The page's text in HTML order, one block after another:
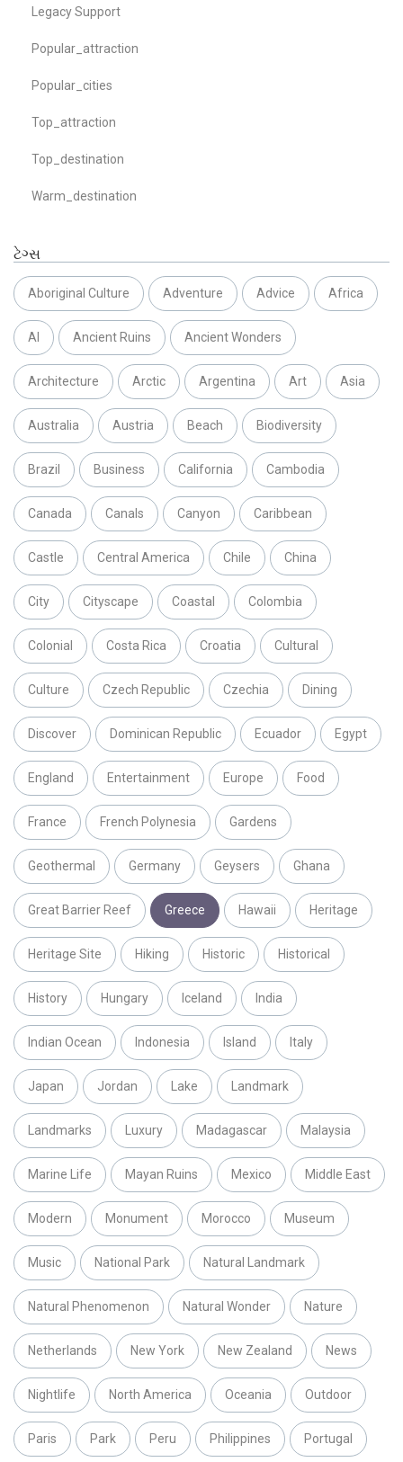
Legacy Support
Popular_attraction
Popular_cities
Top_attraction
Top_destination
Warm_destination
ટેગ્સ
Aboriginal Culture Adventure Advice Africa
AI Ancient Ruins Ancient Wonders
Architecture Arctic Argentina Art Asia
Australia Austria Beach Biodiversity
Brazil Business California Cambodia
Canada Canals Canyon Caribbean
Castle Central America Chile China
City Cityscape Coastal Colombia
Colonial Costa Rica Croatia Cultural
Culture Czech Republic Czechia Dining
Discover Dominican Republic Ecuador Egypt
England Entertainment Europe Food
France French Polynesia Gardens
Geothermal Germany Geysers Ghana
Great Barrier Reef Greece Hawaii Heritage
Heritage Site Hiking Historic Historical
History Hungary Iceland India
Indian Ocean Indonesia Island Italy
Japan Jordan Lake Landmark
Landmarks Luxury Madagascar Malaysia
Marine Life Mayan Ruins Mexico Middle East
Modern Monument Morocco Museum
Music National Park Natural Landmark
Natural Phenomenon Natural Wonder Nature
Netherlands New York New Zealand News
Nightlife North America Oceania Outdoor
Paris Park Peru Philippines Portugal